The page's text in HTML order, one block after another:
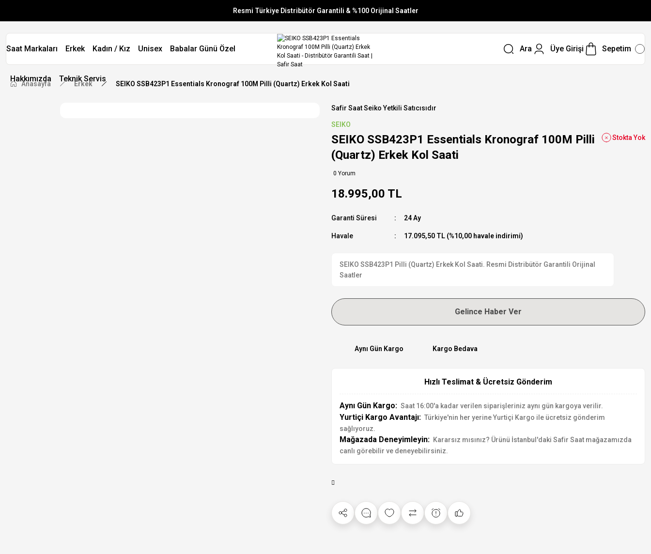
Resmi Türkiye Distribütör Garantili & %100 Orijinal Saatler
Vade Farksız 6 Taksit
Aynı Gün Stoktan Gönderim
Saat Markaları Erkek Kadın / Kız Unisex Babalar Günü Özel
Hakkımızda Teknik Servis
Ara Üye Girişi Sepetim
Anasayfa Erkek SEIKO SSB423P1 Essentials Kronograf 100M Pilli (Quartz) Erkek Kol Saati
Safir Saat Seiko Yetkili Satıcısıdır
SEIKO
SEIKO SSB423P1 Essentials Kronograf 100M Pilli
(Quartz) Erkek Kol Saati
0 Yorum
Stokta Yok
18.995,00 TL
Garanti Süresi 24 Ay
Havale 17.095,50 TL (%10,00 havale indirimi)
SEIKO SSB423P1 Pilli (Quartz) Erkek Kol Saati. Resmi Distribütör Garantili Orijinal
Saatler
Gelince Haber Ver
Aynı Gün Kargo Kargo Bedava
Hızlı Teslimat & Ücretsiz Gönderim
Aynı Gün Kargo: Saat 16:00'a kadar verilen siparişleriniz aynı gün kargoya verilir.
Yurtiçi Kargo Avantajı: Türkiye'nin her yerine Yurtiçi Kargo ile ücretsiz gönderim
sağlıyoruz.
Mağazada Deneyimleyin: Kararsız mısınız? Ürünü İstanbul'daki Safir Saat mağazamızda
canlı görebilir ve deneyebilirsiniz.